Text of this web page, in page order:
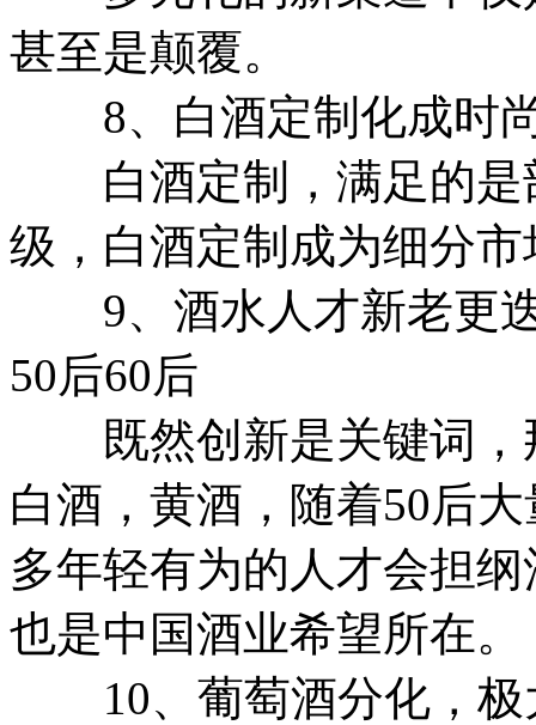
甚至是颠覆。
8、白酒定制化成时
白酒定制，满足的是
级，白酒定制成为细分
9、酒水人才新老更迭
50后60后
既然创新是关键词，
白酒，黄酒，随着50后
多年轻有为的人才会担
也是中国酒业希望所在。
10、葡萄酒分化，极